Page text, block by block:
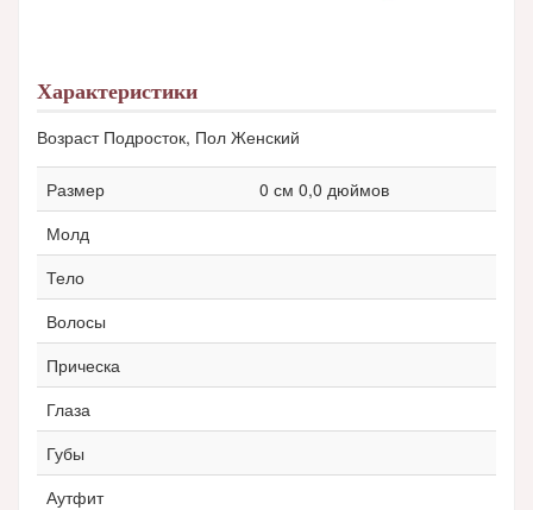
Характеристики
Возраст Подросток, Пол Женский
Размер
0 см 0,0 дюймов
Молд
Тело
Волосы
Прическа
Глаза
Губы
Аутфит